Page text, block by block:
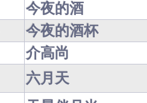
今夜的酒
今夜的酒杯
介高尚
六月天